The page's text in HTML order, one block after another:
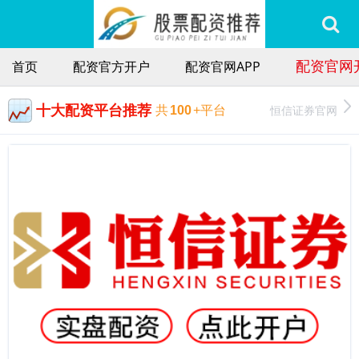
首页 配资官方开户 配资官网APP 配资官网
十大配资平台推荐 共100+平台 恒信证券官网